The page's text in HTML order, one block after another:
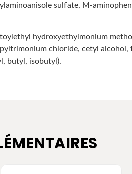
sulfate, M-
hydroxyethylmonium
chloride, cetyl
butyl, isobutyl).